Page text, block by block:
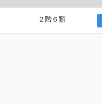
２階６類